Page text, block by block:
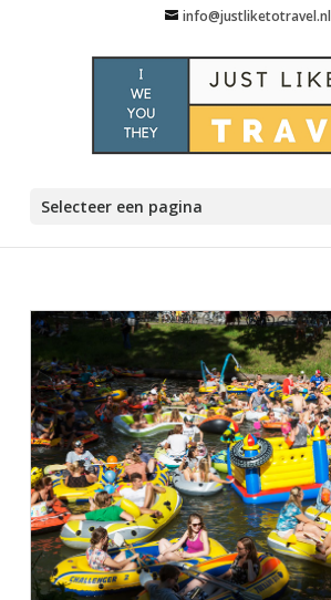
info@justliketotravel.nl
Selecteer een pagina